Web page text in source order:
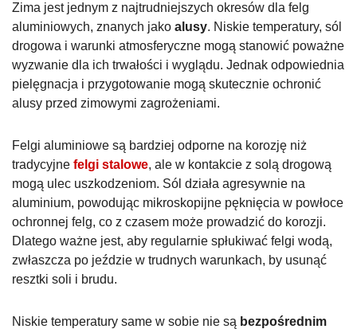
Zima jest jednym z najtrudniejszych okresów dla felg
aluminiowych, znanych jako alusy. Niskie temperatury, sól
drogowa i warunki atmosferyczne mogą stanowić poważne
wyzwanie dla ich trwałości i wyglądu. Jednak odpowiednia
pielęgnacja i przygotowanie mogą skutecznie ochronić
alusy przed zimowymi zagrożeniami.
Felgi aluminiowe są bardziej odporne na korozję niż
tradycyjne felgi stalowe, ale w kontakcie z solą drogową
mogą ulec uszkodzeniom. Sól działa agresywnie na
aluminium, powodując mikroskopijne pęknięcia w powłoce
ochronnej felg, co z czasem może prowadzić do korozji.
Dlatego ważne jest, aby regularnie spłukiwać felgi wodą,
zwłaszcza po jeździe w trudnych warunkach, by usunąć
resztki soli i brudu.
Niskie temperatury same w sobie nie są bezpośrednim